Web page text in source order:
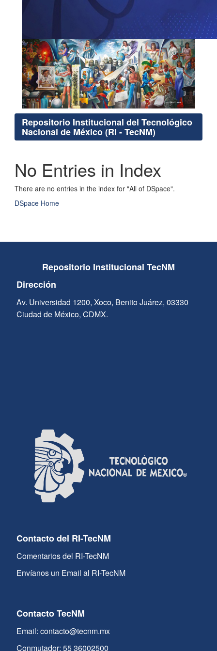
Repositorio Institucional del Tecnológico
Nacional de México (RI - TecNM)
No Entries in Index
There are no entries in the index for "All of DSpace".
DSpace Home
Repositorio Institucional TecNM
Dirección
Av. Universidad 1200, Xoco, Benito Juárez, 03330
Ciudad de México, CDMX.
Contacto del RI-TecNM
Comentarios del RI-TecNM
Envíanos un Email al RI-TecNM
Contacto TecNM
Email: contacto@tecnm.mx
Conmutador: 55 36002500